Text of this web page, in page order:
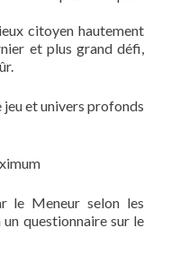
citoyen hautement
et plus grand défi,
et univers profonds
le Meneur selon les
questionnaire sur le